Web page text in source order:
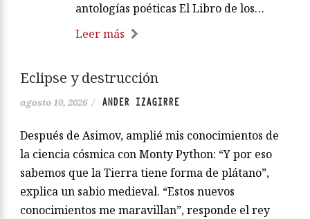
antologías poéticas El Libro de los…
Leer más
Eclipse y destrucción
agosto 10, 2026 / ANDER IZAGIRRE
Después de Asimov, amplié mis conocimientos de
la ciencia cósmica con Monty Python: “Y por eso
sabemos que la Tierra tiene forma de plátano”,
explica un sabio medieval. “Estos nuevos
conocimientos me maravillan”, responde el rey